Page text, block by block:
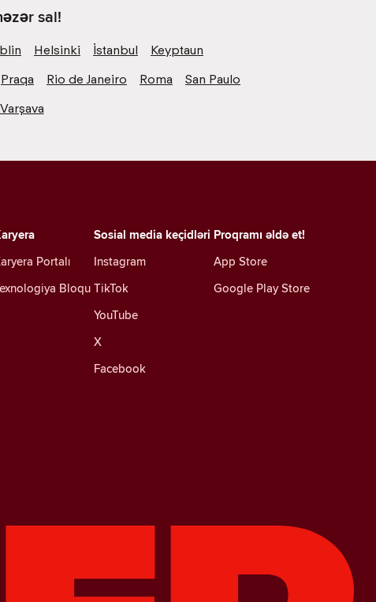
sal!
Helsinki İstanbul
Keyptaun
Praqa Rio de Janeiro Roma
San Paulo
Varşava
Sosial media keçidləri
Instagram
TikTok
YouTube
X
Facebook
Portalı
Bloqu
Proqramı əldə et!
App Store
Google Play Store